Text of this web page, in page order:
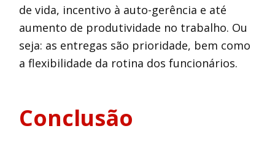
de vida, incentivo à auto-gerência e até
aumento de produtividade no trabalho. Ou
seja: as entregas são prioridade, bem como
a flexibilidade da rotina dos funcionários.
Conclusão